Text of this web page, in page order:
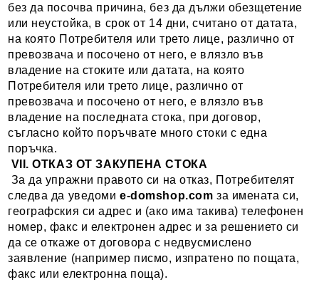
без да посочва причина, без да дължи обезщетение
или неустойка, в срок от 14 дни, считано от датата,
на която Потребителя или трето лице, различно от
превозвача и посочено от него, е влязло във
владение на стоките или датата, на която
Потребителя или трето лице, различно от
превозвача и посочено от него, е влязло във
владение на последната стока, при договор,
съгласно който поръчвате много стоки с една
поръчка.
VII. ОТКАЗ ОТ ЗАКУПЕНА СТОКА
За да упражни правото си на отказ, Потребителят
следва да уведомиe-domshop.com за имената си,
географския си адрес и (ако има такива) телефонен
номер, факс и електронен адрес и за решението си
да се откаже от договора с недвусмислено
заявление (например писмо, изпратено по пощата,
факс или електронна поща).